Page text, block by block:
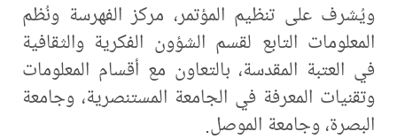
ويُشرف على تنظيم المؤتمر، مركز الفهرسة ونُظم
المعلومات التابع لقسم الشؤون الفكرية والثقافية
في العتبة المقدسة، بالتعاون مع أقسام المعلومات
وتقنيات المعرفة في الجامعة المستنصرية، وجامعة
البصرة، وجامعة الموصل.